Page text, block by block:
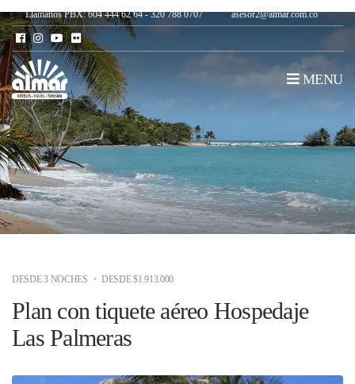
Llámanos PBX: 604 444 62 64 - 320 788 0707 asesor2@almar.com.co
MENU
DESDE 3 NOCHES DESDE $1.913.000
Plan con tiquete aéreo Hospedaje
Las Palmeras